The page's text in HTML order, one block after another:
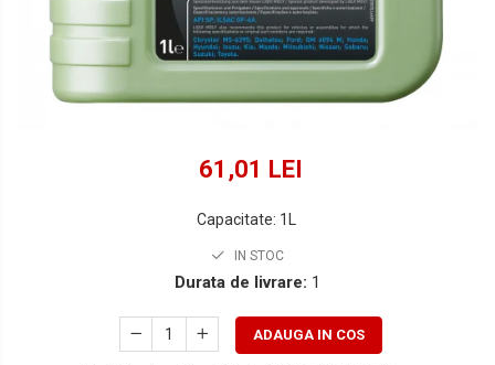
61,01 LEI
Capacitate: 1L
IN STOC
Durata de livrare: 1
ADAUGA IN COS